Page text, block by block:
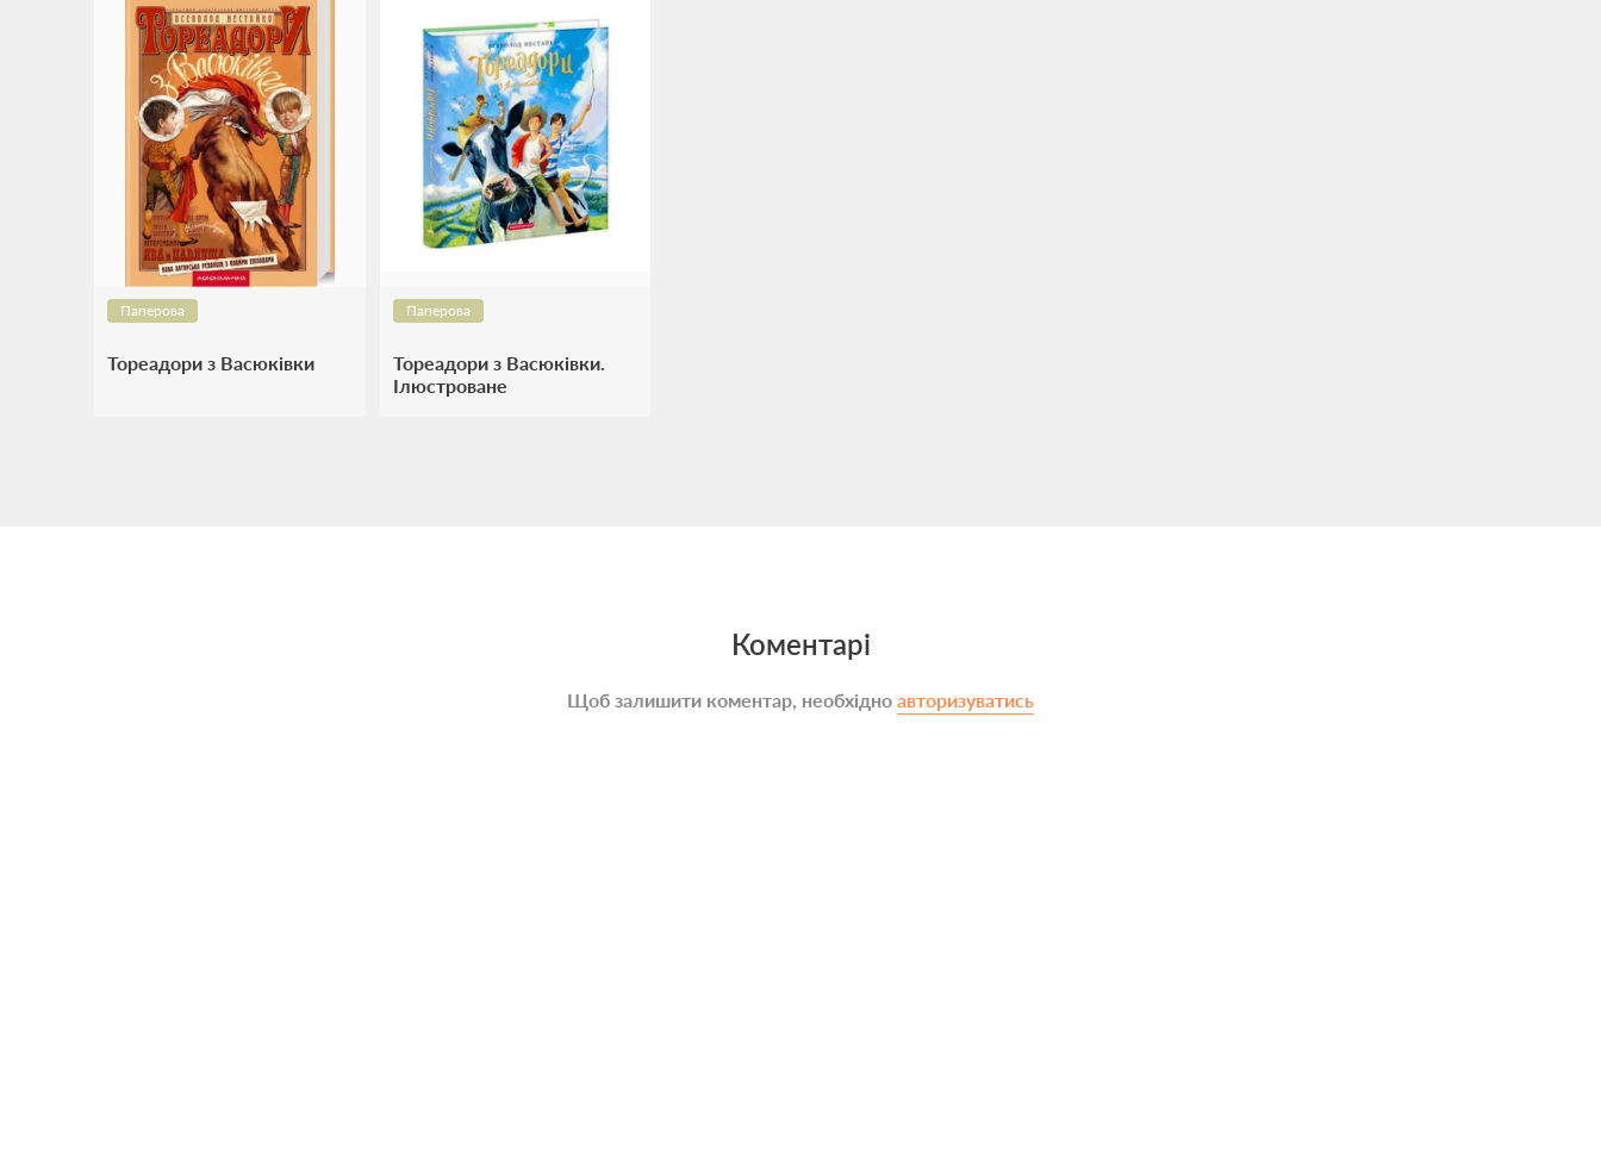
Паперова
Тореадори з Васюківки
Паперова
Тореадори з Васюківки.
Ілюстроване
Коментарі
Щоб залишити коментар, необхідно авторизуватись